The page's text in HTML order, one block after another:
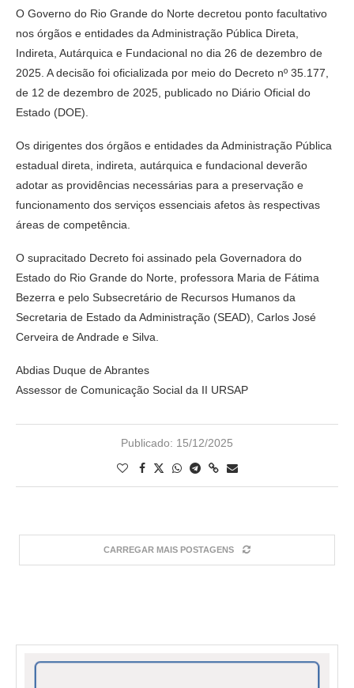
O Governo do Rio Grande do Norte decretou ponto facultativo
nos órgãos e entidades da Administração Pública Direta,
Indireta, Autárquica e Fundacional no dia 26 de dezembro de
2025. A decisão foi oficializada por meio do Decreto nº 35.177,
de 12 de dezembro de 2025, publicado no Diário Oficial do
Estado (DOE).
Os dirigentes dos órgãos e entidades da Administração Pública
estadual direta, indireta, autárquica e fundacional deverão
adotar as providências necessárias para a preservação e
funcionamento dos serviços essenciais afetos às respectivas
áreas de competência.
O supracitado Decreto foi assinado pela Governadora do
Estado do Rio Grande do Norte, professora Maria de Fátima
Bezerra e pelo Subsecretário de Recursos Humanos da
Secretaria de Estado da Administração (SEAD), Carlos José
Cerveira de Andrade e Silva.
Abdias Duque de Abrantes
Assessor de Comunicação Social da II URSAP
Publicado: 15/12/2025
CARREGAR MAIS POSTAGENS